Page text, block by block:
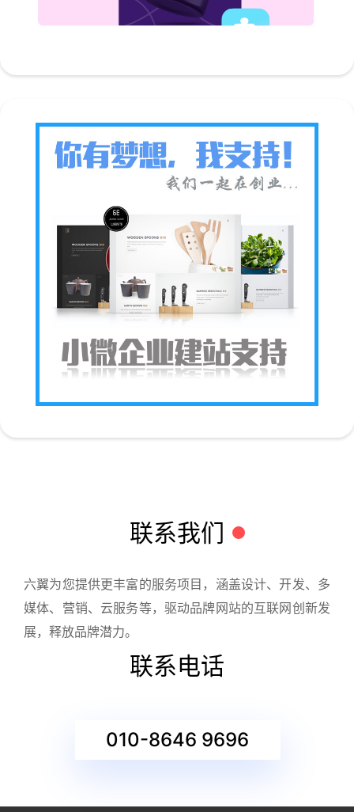
联系我们
六翼为您提供更丰富的服务项目，涵盖设计、开发、多
媒体、营销、云服务等，驱动品牌网站的互联网创新发
展，释放品牌潜力。
联系电话
010-8646 9696